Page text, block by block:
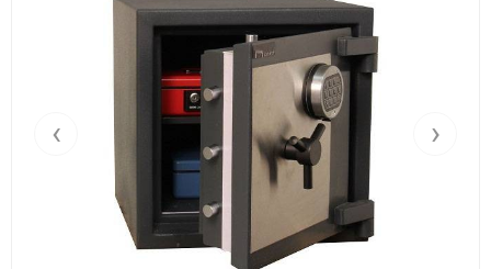
‹ ›